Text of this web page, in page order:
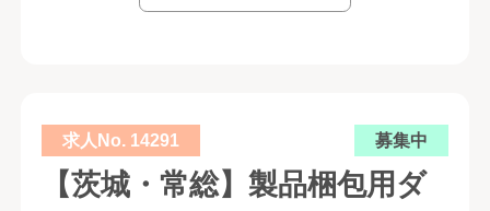
求人No. 14291 募集中
【茨城・常総】製品梱包用ダ